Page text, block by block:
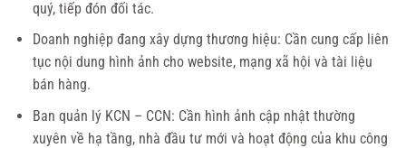
quý, tiếp đón đối tác.
Doanh nghiệp đang xây dựng thương hiệu: Cần cung cấp liên
tục nội dung hình ảnh cho website, mạng xã hội và tài liệu
bán hàng.
Ban quản lý KCN – CCN: Cần hình ảnh cập nhật thường
xuyên về hạ tầng, nhà đầu tư mới và hoạt động của khu công